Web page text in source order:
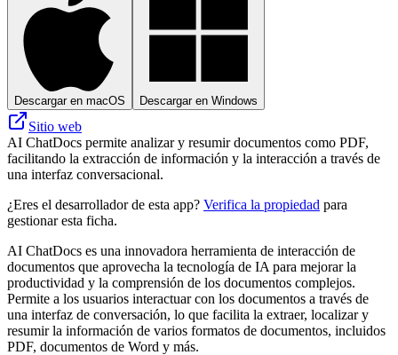
Descargar en macOS Descargar en Windows
Sitio web
AI ChatDocs permite analizar y resumir documentos como PDF,
facilitando la extracción de información y la interacción a través de
una interfaz conversacional.
¿Eres el desarrollador de esta app? Verifica la propiedad para
gestionar esta ficha.
AI ChatDocs es una innovadora herramienta de interacción de
documentos que aprovecha la tecnología de IA para mejorar la
productividad y la comprensión de los documentos complejos.
Permite a los usuarios interactuar con los documentos a través de
una interfaz de conversación, lo que facilita la extraer, localizar y
resumir la información de varios formatos de documentos, incluidos
PDF, documentos de Word y más.